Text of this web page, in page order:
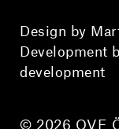
Design by
Development
development
© 2026 OVE